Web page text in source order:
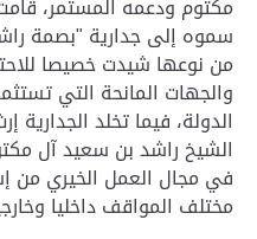
مكتوم ودعمه المستمر،
سموه إلى جدارية "بصمة
من نوعها شيدت خصيصا
والجهات المانحة التي
الدولة، فيما تخلد الجدارية
الشيخ راشد بن سعيد آل
في مجال العمل الخيري من
مختلف المواقف داخليا